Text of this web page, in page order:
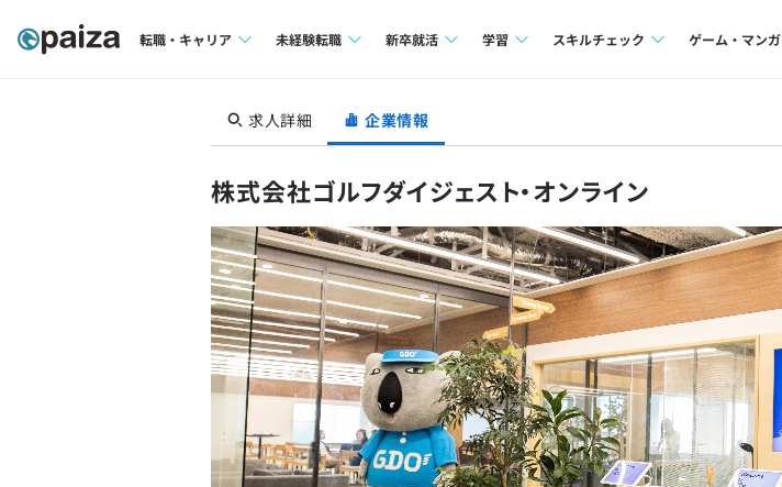
転職・キャリア
転職成功ガイド
転職エージェント
未経験転職
求人検索
転職成功ガイド
新卒就活
本選考
インターン
新卒エージェント
イベント・セミナー
インタビュー
就活成功ガイド
学習
4択課題
ナレッジ
リファレンス
プラン
個人向けプラン
法人向けプラン
学校向けプラン
スキルチェック
評価結果一覧
再チャレンジ結果一覧
ゲーム・マンガ
求人詳細 企業情報
株式会社ゴルフダイジェスト・オンライン